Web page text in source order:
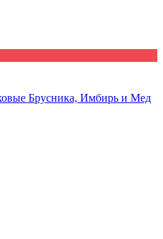
Брусника, Имбирь и Мед